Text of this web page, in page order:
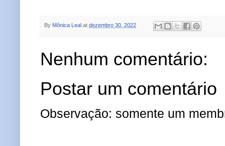
By Mônica Leal at dezembro 30, 2022
Nenhum comentário:
Postar um comentário
Observação: somente um